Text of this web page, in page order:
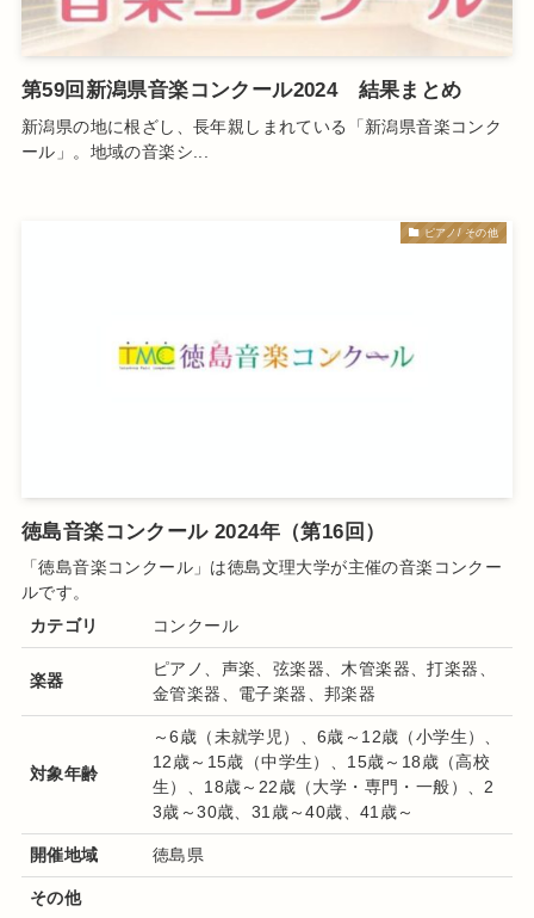
第59回新潟県音楽コンクール2024 結果まとめ
新潟県の地に根ざし、長年親しまれている「新潟県音楽コンク
ール」。地域の音楽シ...
ピアノ/ その他
徳島音楽コンクール 2024年（第16回）
「徳島音楽コンクール」は徳島文理大学が主催の音楽 コンクー
ルです。
カテゴリ
コンクール
楽器
ピアノ、声楽、弦楽器、木管楽器、打楽器、
金管楽器、電子楽器、邦楽器
対象年齢
～6歳（未就学児）、6歳～12歳（小学生）、
12歳～15歳（中学生）、15歳～18歳（高校
生）、18歳～22歳（大学・専門・一般）、2
3歳～30歳、31歳～40歳、41歳～
開催地域 徳島県
その他